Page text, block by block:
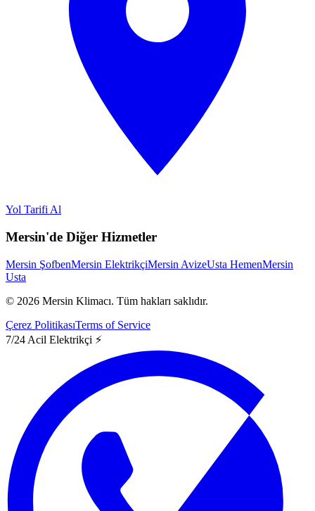
Yol Tarifi Al
Mersin'de Diğer Hizmetler
Mersin ŞofbenMersin ElektrikçiMersin AvizeUsta HemenMersin
Usta
© 2026 Mersin Klimacı. Tüm hakları saklıdır.
Çerez PolitikasıTerms of Service
7/24 Acil Elektrikçi ⚡